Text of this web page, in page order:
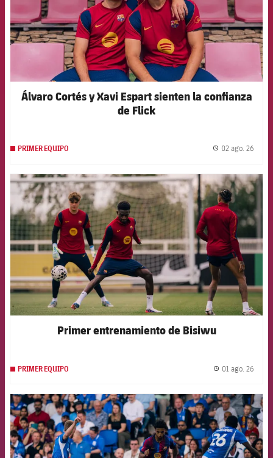
Álvaro Cortés y Xavi Espart sienten la confianza
de Flick
PRIMER EQUIPO 02 ago. 26
FCB Barcelona badge
Primer entrenamiento de Bisiwu
PRIMER EQUIPO 01 ago. 26
FCB Barcelona badge